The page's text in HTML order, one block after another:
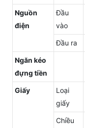
Nguồn
điện
Đầu
vào
Đầu ra
Ngăn kéo
đựng tiền
Giấy
Loại
giấy
Chiều